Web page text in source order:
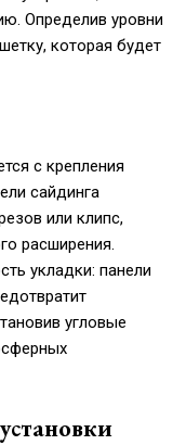
Определив уровни
которая будет
с крепления
сайдинга
или клипс,
расширения.
укладки: панели
угловые